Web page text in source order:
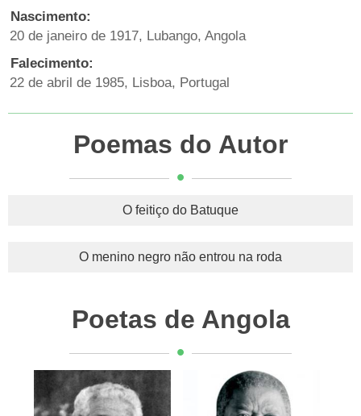
Nascimento:
20 de janeiro de 1917, Lubango, Angola
Falecimento:
22 de abril de 1985, Lisboa, Portugal
Poemas do Autor
O feitiço do Batuque
O menino negro não entrou na roda
Poetas de Angola